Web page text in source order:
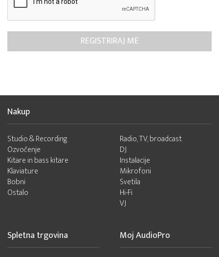
Nakup
Studio & Recording
Ozvočenje
Kitare in bass kitare
Klaviature
Bobni
Ostalo
Radio, TV, broadcast
DJ
Instalacije
Mikrofoni
Svetila
Hi-Fi
VJ
Spletna trgovina Moj AudioPro